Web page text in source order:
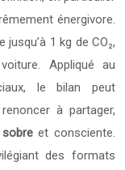
énergivore.
1 kg de CO₂,
Appliqué au
le bilan peut
à partager,
et consciente.
des formats